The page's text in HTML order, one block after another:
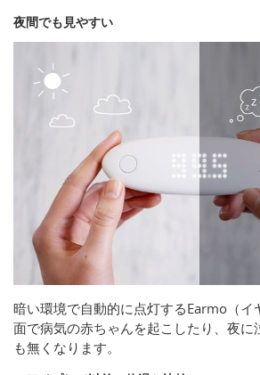
夜間でも見やすい
暗い環境で自動的に点灯するEarmo（イ
面で病気の赤ちゃんを起こしたり、夜に
も無くなります。